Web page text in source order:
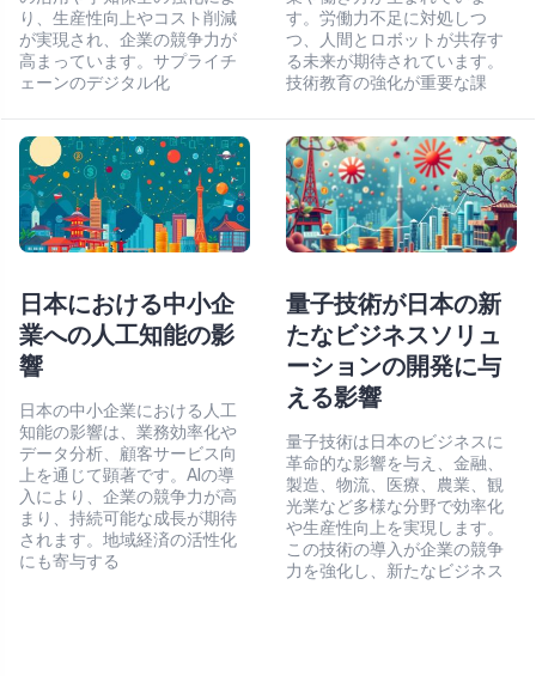
り、生産性向上やコスト削減
が実現され、企業の競争力が
高まっています。サプライチ
ェーンのデジタル化
す。労働力不足に対処しつ
つ、人間とロボットが共存す
る未来が期待されています。
技術教育の強化が重要な課
日本における中小企
業への人工知能の影
響
日本の中小企業における人工
知能の影響は、業務効率化や
データ分析、顧客サービス向
上を通じて顕著です。AIの導
入により、企業の競争力が高
まり、持続可能な成長が期待
されます。地域経済の活性化
にも寄与する
量子技術が日本の新
たなビジネスソリュ
ーションの開発に与
える影響
量子技術は日本のビジネスに
革命的な影響を与え、金融、
製造、物流、医療、農業、観
光業など多様な分野で効率化
や生産性向上を実現します。
この技術の導入が企業の競争
力を強化し、新たなビジネス